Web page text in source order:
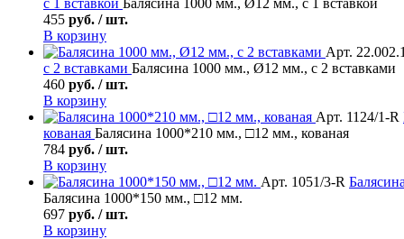
с 1 вставкой Балясина 1000 мм., Ø12 мм., с 1 вставкой
455 руб. / шт.
В корзину
Арт.
с 2 вставками Балясина 1000 мм., Ø12 мм., с 2 вставками
460 руб. / шт.
В корзину
Арт. 1124/1-R
кованая Балясина 1000*210 мм., □12 мм., кованая
784 руб. / шт.
В корзину
Арт. 1051/3-R
Балясина 1000*150 мм., □12 мм.
697 руб. / шт.
В корзину